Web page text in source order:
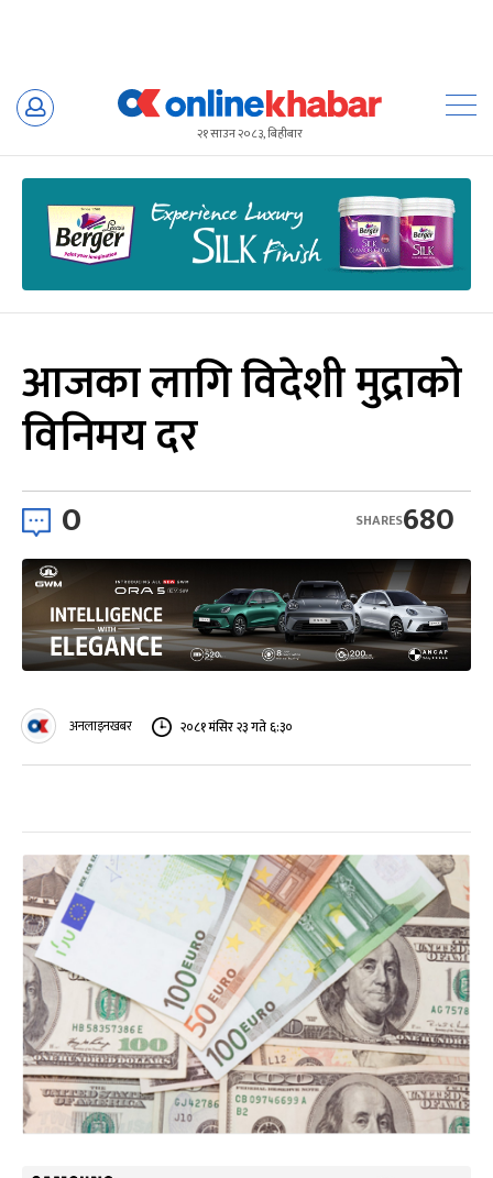
Skip
२१ साउन २०८३, बिहीबार
आजका लागि विदेशी मुद्राको
विनिमय दर
0 680
SHARES
अनलाइनखबर २०८१ मंसिर २३ गते ६:३०